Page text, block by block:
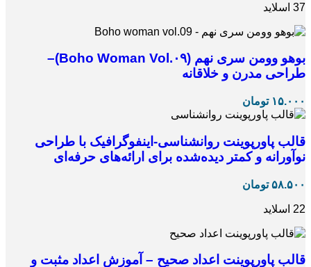
37 اسلاید
بوهو وومن سری نهم (Boho Woman Vol.۰۹)–
طراحی مدرن و خلاقانه
۱۵.۰۰۰ تومان
قالب پاورپوینت روانشناسی-اینفوگرافیک با طراحی
نوآورانه و کمتر دیده‌شده برای ارائه‌های حرفه‌ای
۵۸.۵۰۰ تومان
22 اسلاید
قالب پاورپوینت اعداد صحیح – آموزش اعداد مثبت و